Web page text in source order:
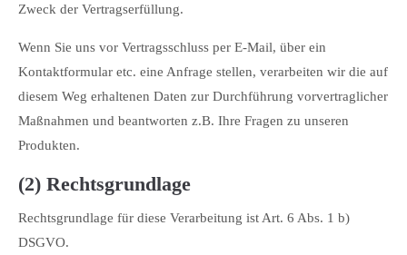
Zweck der Vertragserfüllung.
Wenn Sie uns vor Vertragsschluss per E-Mail, über ein
Kontaktformular etc. eine Anfrage stellen, verarbeiten wir die auf
diesem Weg erhaltenen Daten zur Durchführung vorvertraglicher
Maßnahmen und beantworten z.B. Ihre Fragen zu unseren
Produkten.
(2) Rechtsgrundlage
Rechtsgrundlage für diese Verarbeitung ist Art. 6 Abs. 1 b)
DSGVO.